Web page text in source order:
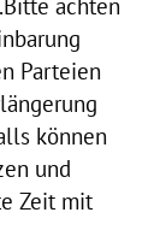
achten
Parteien
können
und
Zeit mit